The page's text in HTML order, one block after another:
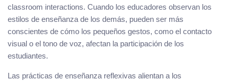
classroom interactions. Cuando los educadores observan los
estilos de enseñanza de los demás, pueden ser más
conscientes de cómo los pequeños gestos, como el contacto
visual o el tono de voz, afectan la participación de los
estudiantes.
Las prácticas de enseñanza reflexivas alientan a los